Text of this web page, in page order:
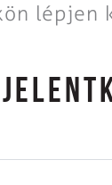
lépjen